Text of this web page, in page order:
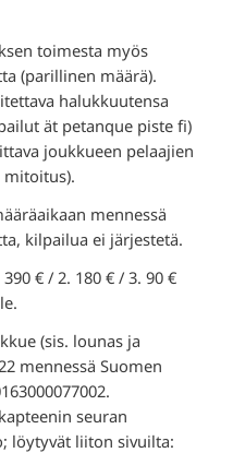
toimesta myös
(parillinen määrä).
halukkuutensa
ät petanque piste fi)
joukkueen pelaajien
mennessä
kilpailua ei järjestetä.
€ / 2. 180 € / 3. 90 €
(sis. lounas ja
mennessä Suomen
seuran
löytyvät liiton sivuilta: